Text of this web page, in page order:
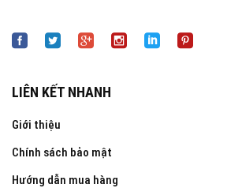
LIÊN KẾT NHANH
Giới thiệu
Chính sách bảo mật
Hướng dẫn mua hàng